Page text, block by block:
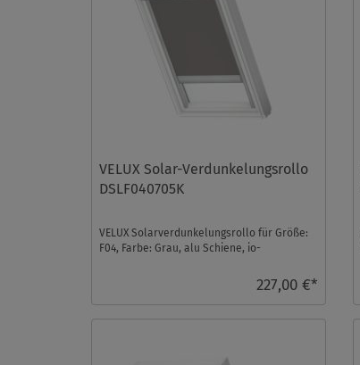
VELUX Solar-Verdunkelungsrollo
DSLF040705K
VELUX Solarverdunkelungsrollo für Größe:
F04, Farbe: Grau, alu Schiene, io-
227,00 €*